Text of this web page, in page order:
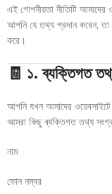
এই গোপনীয়তা নীতিটি আমাদের
আপনি যে তথ্য প্রদান করেন, তা
করে।
🧾 ১. ব্যক্তিগত
আপনি যখন আমাদের ওয়েবসাইটে
আমরা কিছু ব্যক্তিগত তথ্য
নাম
ফোন নম্বর